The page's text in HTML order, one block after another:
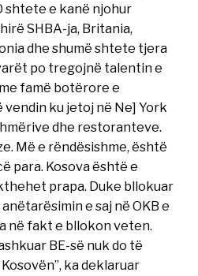
shtete e kanë njohur
SHBA-ja, Britania,
dhe shumë shtete tjera
po tregojnë talentin e
famë botërore e
ku jetoj në Ne] York
dhe restoranteve.
Më e rëndësishme, është
para. Kosova është e
prapa. Duke bllokuar
e saj në OKB e
në fakt e bllokon veten.
BE-së nuk do të
ka deklaruar